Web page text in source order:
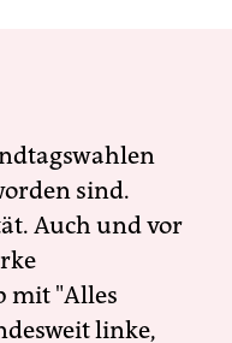
sind.
Auch und vor
mit "Alles
linke,